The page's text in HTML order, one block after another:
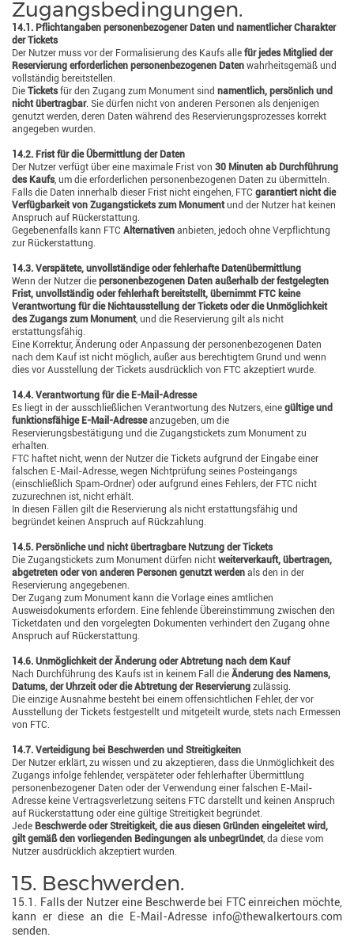
Zugangsbedingungen.
14.1. Pflichtangaben personenbezogener Daten und namentlicher Charakter
der Tickets
Der Nutzer muss vor der Formalisierung des Kaufs alle für jedes Mitglied der
Reservierung erforderlichen personenbezogenen Daten wahrheitsgemäß und
vollständig bereitstellen.
Die Ticketsfür den Zugang zum Monument sind namentlich, persönlich und
nicht übertragbar. Sie dürfen nicht von anderen Personen als denjenigen
genutzt werden, deren Daten während des Reservierungsprozesses korrekt
angegeben wurden.
14.2. Frist für die Übermittlung der Daten
Der Nutzer verfügt über eine maximale Frist von 30 Minuten ab Durchführung
des Kaufs, um die erforderlichen personenbezogenen Daten zu übermitteln.
Falls die Daten innerhalb dieser Frist nicht eingehen, FTC garantiert nicht die
Verfügbarkeit von Zugangstickets zum Monumentund der Nutzer hat keinen
Anspruch auf Rückerstattung.
Gegebenenfalls kann FTC Alternativen anbieten, jedoch ohne Verpflichtung
zur Rückerstattung.
14.3. Verspätete, unvollständige oder fehlerhafte Datenübermittlung
Wenn der Nutzer die personenbezogenen Daten außerhalb der festgelegten
Frist, unvollständig oder fehlerhaft bereitstellt, übernimmt FTC keine
Verantwortung für die Nichtausstellung der Tickets oder die Unmöglichkeit
des Zugangs zum Monument, und die Reservierung gilt als nicht
erstattungsfähig.
Eine Korrektur, Änderung oder Anpassung der personenbezogenen Daten
nach dem Kauf ist nicht möglich, außer aus berechtigtem Grund und wenn
dies vor Ausstellung der Tickets ausdrücklich von FTC akzeptiert wurde.
14.4. Verantwortung für die E-Mail-Adresse
Es liegt in der ausschließlichen Verantwortung des Nutzers, eine gültige und
funktionsfähige E-Mail-Adresseanzugeben, um die
Reservierungsbestätigung und die Zugangstickets zum Monument zu
erhalten.
FTC haftet nicht, wenn der Nutzer die Tickets aufgrund der Eingabe einer
falschen E-Mail-Adresse, wegen Nichtprüfung seines Posteingangs
(einschließlich Spam-Ordner) oder aufgrund eines Fehlers, der FTC nicht
zuzurechnen ist, nicht erhält.
In diesen Fällen gilt die Reservierung als nicht erstattungsfähig und
begründet keinen Anspruch auf Rückzahlung.
14.5. Persönliche und nicht übertragbare Nutzung der Tickets
Die Zugangstickets zum Monument dürfen nicht weiterverkauft, übertragen,
abgetreten oder von anderen Personen genutzt werden als den in der
Reservierung angegebenen.
Der Zugang zum Monument kann die Vorlage eines amtlichen
Ausweisdokuments erfordern. Eine fehlende Übereinstimmung zwischen den
Ticketdaten und den vorgelegten Dokumenten verhindert den Zugang ohne
Anspruch auf Rückerstattung.
14.6. Unmöglichkeit der Änderung oder Abtretung nach dem Kauf
Nach Durchführung des Kaufs ist in keinem Fall die Änderung des Namens,
Datums, der Uhrzeit oder die Abtretung der Reservierung zulässig.
Die einzige Ausnahme besteht bei einem offensichtlichen Fehler, der vor
Ausstellung der Tickets festgestellt und mitgeteilt wurde, stets nach Ermessen
von FTC.
14.7. Verteidigung bei Beschwerden und Streitigkeiten
Der Nutzer erklärt, zu wissen und zu akzeptieren, dass die Unmöglichkeit des
Zugangs infolge fehlender, verspäteter oder fehlerhafter Übermittlung
personenbezogener Daten oder der Verwendung einer falschen E-Mail-
Adresse keine Vertragsverletzung seitens FTC darstellt und keinen Anspruch
auf Rückerstattung oder eine gültige Streitigkeit begründet.
Jede Beschwerde oder Streitigkeit, die aus diesen Gründen eingeleitet wird,
gilt gemäß den vorliegenden Bedingungen als unbegründet, da diese vom
Nutzer ausdrücklich akzeptiert wurden.
15. Beschwerden.
15.1. Falls der Nutzer eine Beschwerde bei FTC einreichen möchte,
kann er diese an die E-Mail-Adresse info@thewalkertours.com
senden.